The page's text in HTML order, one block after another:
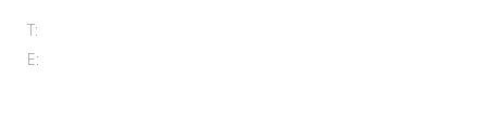
T:
E: